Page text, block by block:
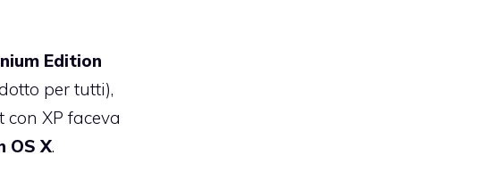
Edition
per tutti),
XP faceva
OS X.